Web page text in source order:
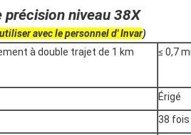
précision niveau 38X
avec le personnel d' Invar)
à double trajet de 1 km
≤ 0,7
Érigé
38 fois